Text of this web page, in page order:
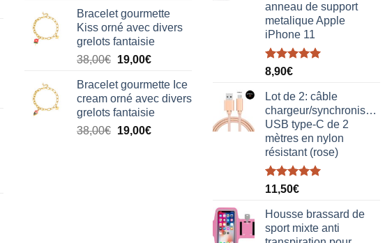
initial
était :
38,00€.
actuel
est :
19,00€.
Bracelet gourmette
Kiss orné avec divers
grelots fantaisie
38,00€ Le
initial
était :
38,00€.
19,00€Le
actuel
est :
19,00€.
Bracelet gourmette Ice
cream orné avec divers
grelots fantaisie
38,00€ Le
19,00€Le
anneau de support
metalique Apple
iPhone 11
Note5.00
8,90€
Lot de 2: câble
chargeur/synchronisation
USB type-C de 2
mètres en nylon
résistant (rose)
Note5.00
11,50€
Housse brassard de
sport mixte anti